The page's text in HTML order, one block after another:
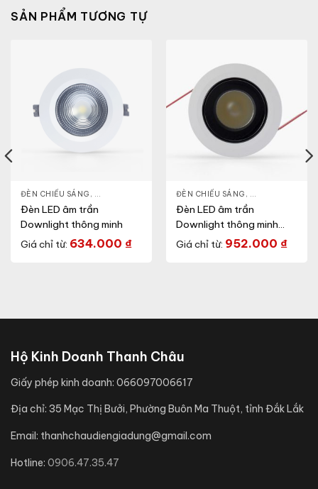
SẢN PHẨM TƯƠNG TỰ
ĐÈN CHIẾU SÁNG , ĐÈN LED DOWNLIGHT,THIẾT BỊ CHIẾU SÁNG
Đèn LED âm trần
Downlight thông minh
Giá chỉ từ: 634.000 ₫
ĐÈN CHIẾU SÁNG , ĐÈN LED
Đèn LED âm trần
Downlight thông minh
xoay góc
Giá chỉ từ: 952.000 ₫
,THIẾT BỊ CHIẾU SÁNG
Hộ Kinh Doanh Thanh Châu
Giấy phép kinh doanh: 066097006617
Địa chỉ: 35 Mạc Thị Bưởi, Phường Buôn Ma Thuột, tỉnh Đắk Lắk
Email: thanhchaudiengiadung@gmail.com
Hotline: 0906.47.35.47